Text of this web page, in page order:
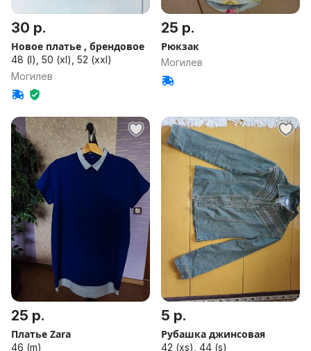
30 р.
Новое платье , брендовое
48 (l), 50 (xl), 52 (xxl)
Могилев
25 р.
Рюкзак
Могилев
25 р.
Платье Zara
46 (m)
5 р.
Рубашка джинсовая
42 (xs), 44 (s)